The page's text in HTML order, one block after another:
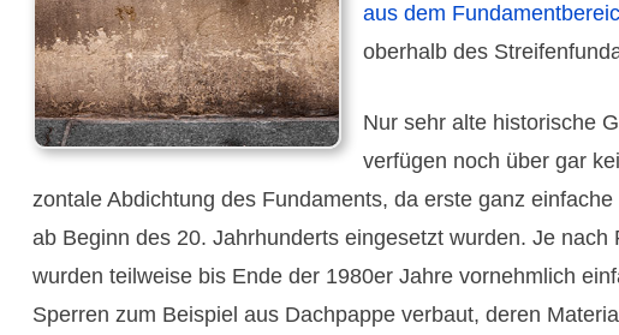
aus dem
ober­halb des
Nur sehr alte histo­rische
verfügen noch über gar
zontale Abdich­tung des Funda­ments, da erste ganz einfache
ab Beginn des 20. Jahr­hun­derts einges­etzt wurden. Je nach
wurden teil­weise bis Ende der 1980er Jahre vor­nehm­lich
Sperren zum Beispiel aus Dach­pappe verbaut, deren